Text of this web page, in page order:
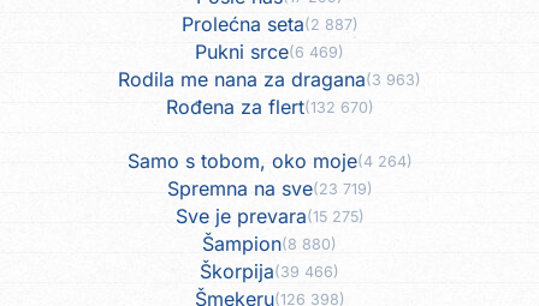
Prolećna seta(2 887)
Pukni srce(6 469)
Rodila me nana za dragana(3 963)
Rođena za flert(132 670)
Samo s tobom, oko moje(4 264)
Spremna na sve(23 719)
Sve je prevara(15 275)
Šampion(8 880)
Škorpija(39 466)
Šmekeru(126 398)